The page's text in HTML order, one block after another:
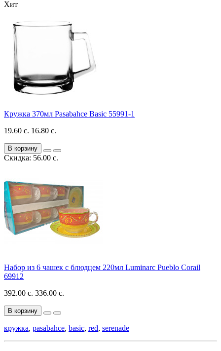
Хит
Кружка 370мл Pasabahce Basic 55991-1
19.60 с. 16.80 с.
В корзину
Скидка: 56.00 с.
Набор из 6 чашек с блюдцем 220мл Luminarc Pueblo Corail
69912
392.00 с. 336.00 с.
В корзину
кружка, pasabahce, basic, red, serenade